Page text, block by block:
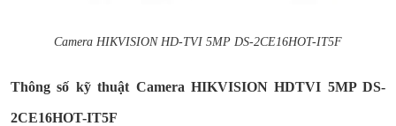
Camera HIKVISION HD-TVI 5MP DS-2CE16HOT-IT5F
Thông số kỹ thuật Camera HIKVISION HDTVI 5MP DS-
2CE16HOT-IT5F